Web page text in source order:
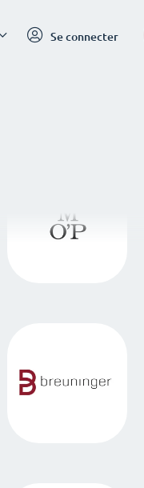
Se connecter